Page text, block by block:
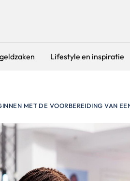
Lifestyle en inspiratie
MET DE VOORBEREIDING VAN